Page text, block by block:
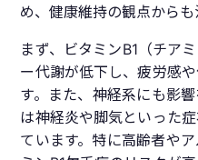
め、健康維持の観点からも
まず、ビタミンB1（チア
ー代謝が低下し、疲労感
す。また、神経系にも影
は神経炎や脚気といった
ています。特に高齢者や